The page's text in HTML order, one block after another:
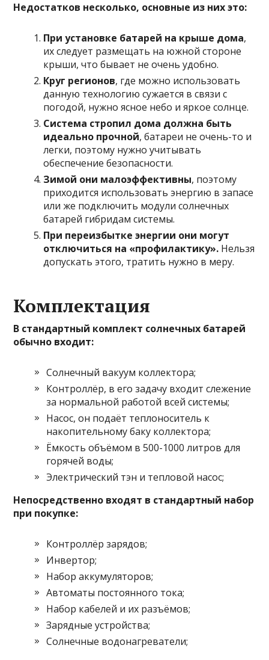
Недостатков несколько, основные из них это:
При установке батарей на крыше дома,
их следует размещать на южной стороне
крыши, что бывает не очень удобно.
Круг регионов, где можно использовать
данную технологию сужается в связи с
погодой, нужно ясное небо и яркое солнце.
Система стропил дома должна быть
идеально прочной, батареи не очень-то и
легки, поэтому нужно учитывать
обеспечение безопасности.
Зимой они малоэффективны, поэтому
приходится использовать энергию в запасе
или же подключить модули солнечных
батарей гибридам системы.
При переизбытке энергии они могут
отключиться на «профилактику». Нельзя
допускать этого, тратить нужно в меру.
Комплектация
В стандартный комплект солнечных батарей
обычно входит:
Солнечный вакуум коллектора;
Контроллёр, в его задачу входит слежение
за нормальной работой всей системы;
Насос, он подаёт теплоноситель к
накопительному баку коллектора;
Ёмкость объёмом в 500-1000 литров для
горячей воды;
Электрический тэн и тепловой насос;
Непосредственно входят в стандартный набор
при покупке:
Контроллёр зарядов;
Инвертор;
Набор аккумуляторов;
Автоматы постоянного тока;
Набор кабелей и их разъёмов;
Зарядные устройства;
Солнечные водонагреватели;